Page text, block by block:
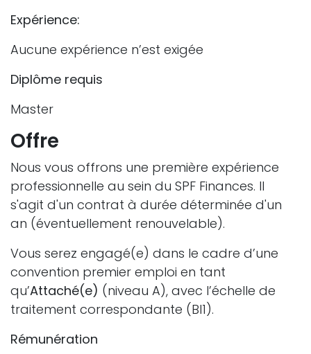
Expérience:
Aucune expérience n’est exigée
Diplôme requis
Master
Offre
Nous vous offrons une première expérience
professionnelle au sein du SPF Finances. Il
s'agit d'un contrat à durée déterminée d'un
an (éventuellement renouvelable).
Vous serez engagé(e) dans le cadre d’une
convention premier emploi en tant
qu’Attaché(e) (niveau A), avec l’échelle de
traitement correspondante (BI1).
Rémunération